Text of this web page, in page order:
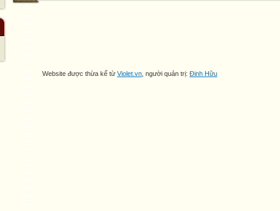
Website được thừa kế từ Violet.vn , người quản trị: Đinh Hữu